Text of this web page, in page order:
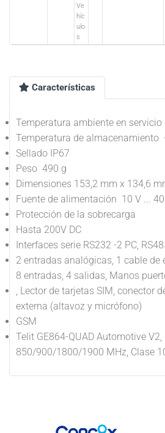
Ve
híc
ulo
s
Características
Temperatura ambiente en servicio
Temperatura de almacenamiento -
Sellado IP67
Peso 490 g
Dimensiones 153,2 mm x 134,6
Fuente de alimentación 10 V ...
Protección de la sobrecarga
Hasta 200V DC
Interfaces serie RS232 -2 PC,
2 entradas analógicas, 1 cable de
8 entradas, 4 salidas, Manos
, Lector de tarjetas SIM, conector
externa (altavoz y micrófono)
GSM
Telit GE864-QUAD Automotive V2,
850/900/1800/1900 MHz, Clase